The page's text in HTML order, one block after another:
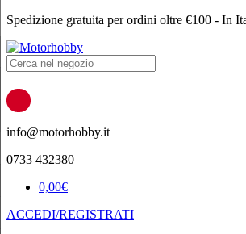
Spedizione gratuita per ordini oltre €100 - In
Products
search
info@motorhobby.it
0733 432380
0,00€
ACCEDI/REGISTRATI